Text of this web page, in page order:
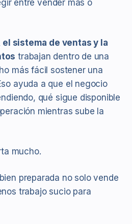
entre vender más o
sistema de ventas y la
trabajan dentro de una
más fácil sostener una
ayuda a que el negocio
qué sigue disponible
mientras sube la
mucho.
preparada no solo vende
trabajo sucio para